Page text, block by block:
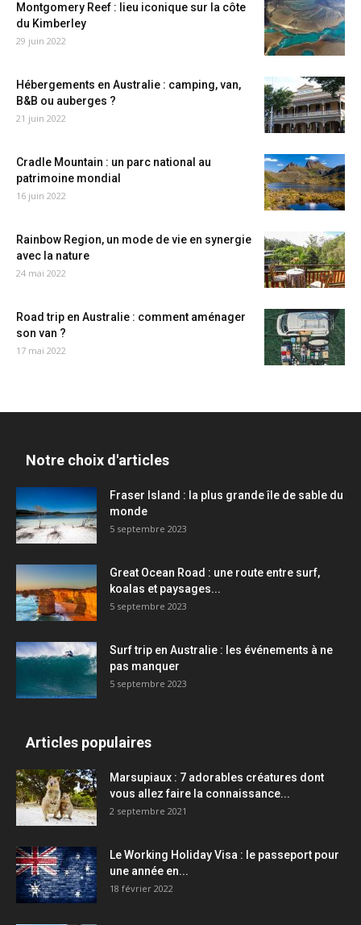
Montgomery Reef : lieu iconique sur la côte
du Kimberley
29 juin 2022
Hébergements en Australie : camping, van,
B&B ou auberges ?
21 juin 2022
Cradle Mountain : un parc national au
patrimoine mondial
16 juin 2022
Rainbow Region, un mode de vie en synergie
avec la nature
24 mai 2022
Road trip en Australie : comment aménager
son van ?
17 mai 2022
Notre choix d'articles
Fraser Island : la plus grande île de sable du
monde
5 septembre 2023
Great Ocean Road : une route entre surf,
koalas et paysages...
5 septembre 2023
Surf trip en Australie : les événements à ne
pas manquer
5 septembre 2023
Articles populaires
Marsupiaux : 7 adorables créatures dont
vous allez faire la connaissance...
2 septembre 2021
Le Working Holiday Visa : le passeport pour
une année en...
18 février 2022